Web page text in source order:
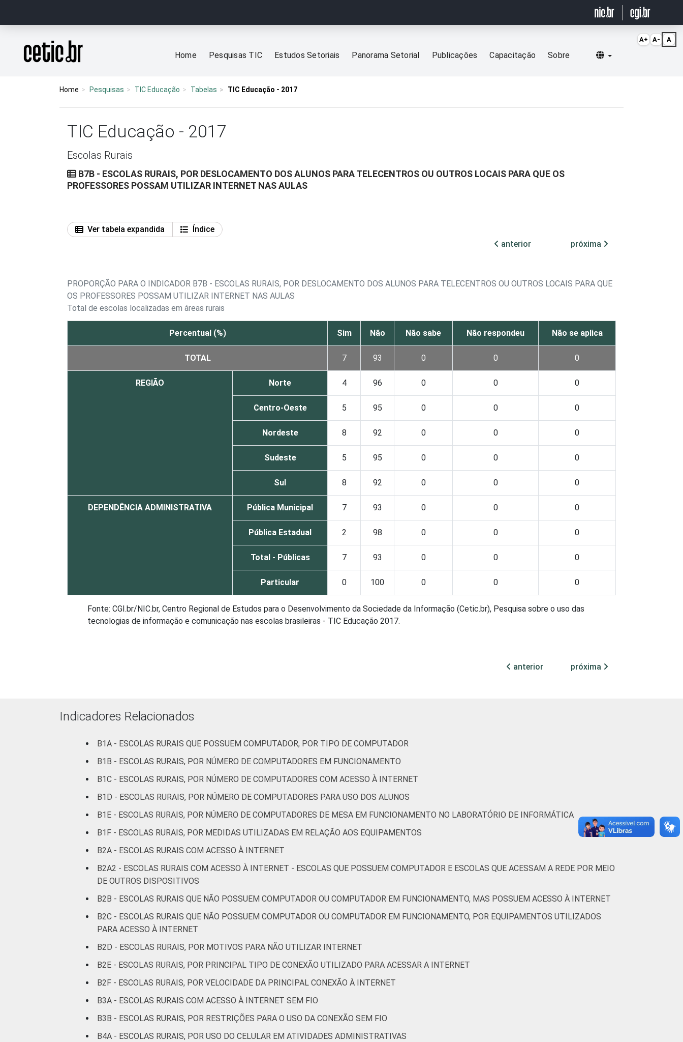
Página inicial
Home Pesquisas TIC Estudos Setoriais Panorama Setorial Publicações Capacitação Sobre Selecionar idioma
Home Pesquisas TIC Educação Tabelas TIC Educação - 2017
TIC Educação - 2017
Escolas Rurais
B7B - ESCOLAS RURAIS, POR DESLOCAMENTO DOS ALUNOS PARA TELECENTROS OU OUTROS LOCAIS PARA QUE OS
PROFESSORES POSSAM UTILIZAR INTERNET NAS AULAS
Ver tabela expandida
Índice
anterior
próxima
PROPORÇÃO PARA O INDICADOR B7B - ESCOLAS RURAIS, POR DESLOCAMENTO DOS ALUNOS PARA TELECENTROS OU OUTROS LOCAIS PARA QUE
OS PROFESSORES POSSAM UTILIZAR INTERNET NAS AULAS
Total de escolas localizadas em áreas rurais
Percentual (%) Sim Não Não sabe Não respondeu Não se aplica
TOTAL 7 93 0 0 0
REGIÃO Norte 4 96 0 0 0
Centro-Oeste 5 95 0 0 0
Nordeste 8 92 0 0 0
Sudeste 5 95 0 0 0
Sul 8 92 0 0 0
DEPENDÊNCIA ADMINISTRATIVA Pública Municipal 7 93 0 0 0
Pública Estadual 2 98 0 0 0
Total - Públicas 7 93 0 0 0
Particular 0 100 0 0 0
Fonte: CGI.br/NIC.br, Centro Regional de Estudos para o Desenvolvimento da Sociedade da Informação (Cetic.br), Pesquisa sobre o uso das
tecnologias de informação e comunicação nas escolas brasileiras - TIC Educação 2017.
anterior próxima
Indicadores Relacionados
B1A - ESCOLAS RURAIS QUE POSSUEM COMPUTADOR, POR TIPO DE COMPUTADOR
B1B - ESCOLAS RURAIS, POR NÚMERO DE COMPUTADORES EM FUNCIONAMENTO
B1C - ESCOLAS RURAIS, POR NÚMERO DE COMPUTADORES COM ACESSO À INTERNET
B1D - ESCOLAS RURAIS, POR NÚMERO DE COMPUTADORES PARA USO DOS ALUNOS
B1E - ESCOLAS RURAIS, POR NÚMERO DE COMPUTADORES DE MESA EM FUNCIONAMENTO NO LABORATÓRIO DE INFORMÁTICA
B1F - ESCOLAS RURAIS, POR MEDIDAS UTILIZADAS EM RELAÇÃO AOS EQUIPAMENTOS
B2A - ESCOLAS RURAIS COM ACESSO À INTERNET
B2A2 - ESCOLAS RURAIS COM ACESSO À INTERNET - ESCOLAS QUE POSSUEM COMPUTADOR E ESCOLAS QUE ACESSAM A REDE POR MEIO
DE OUTROS DISPOSITIVOS
B2B - ESCOLAS RURAIS QUE NÃO POSSUEM COMPUTADOR OU COMPUTADOR EM FUNCIONAMENTO, MAS POSSUEM ACESSO À INTERNET
B2C - ESCOLAS RURAIS QUE NÃO POSSUEM COMPUTADOR OU COMPUTADOR EM FUNCIONAMENTO, POR EQUIPAMENTOS UTILIZADOS
PARA ACESSO À INTERNET
B2D - ESCOLAS RURAIS, POR MOTIVOS PARA NÃO UTILIZAR INTERNET
B2E - ESCOLAS RURAIS, POR PRINCIPAL TIPO DE CONEXÃO UTILIZADO PARA ACESSAR A INTERNET
B2F - ESCOLAS RURAIS, POR VELOCIDADE DA PRINCIPAL CONEXÃO À INTERNET
B3A - ESCOLAS RURAIS COM ACESSO À INTERNET SEM FIO
B3B - ESCOLAS RURAIS, POR RESTRIÇÕES PARA O USO DA CONEXÃO SEM FIO
B4A - ESCOLAS RURAIS, POR USO DO CELULAR EM ATIVIDADES ADMINISTRATIVAS
A+ A- A